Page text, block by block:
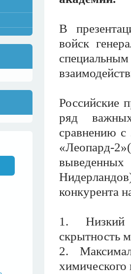
В
войск
Российские
ряд
сравнению с
«Леопард-
конкурента
1. Низкий
скрытность
2.